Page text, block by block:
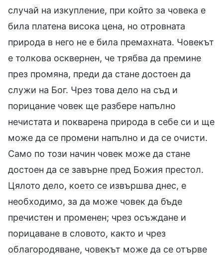
случай на изкупление, при който за човека е
била платена висока цена, но отровната
природа в него не е била премахната. Човекът
е толкова осквернен, че трябва да премине
през промяна, преди да стане достоен да
служи на Бог. Чрез това дело на съд и
порицание човек ще разбере напълно
нечистата и покварена природа в себе си и ще
може да се промени напълно и да се очисти.
Само по този начин човек може да стане
достоен да се завърне пред Божия престол.
Цялото дело, което се извършва днес, е
необходимо, за да може човек да бъде
пречистен и променен; чрез осъждане и
порицаване в словото, както и чрез
облагородяване, човекът може да се отърве